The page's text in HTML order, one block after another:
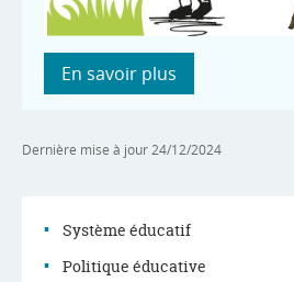
En savoir plus
Dernière mise à jour 24/12/2024
Système éducatif
Politique éducative